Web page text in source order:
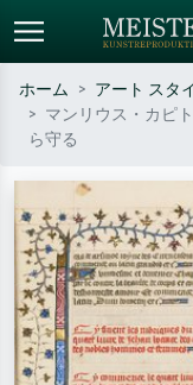
– 例：モネ、星月夜、印
斎の波、ヌード
ホーム アート スタ
マンリウス・カピ
ら守る